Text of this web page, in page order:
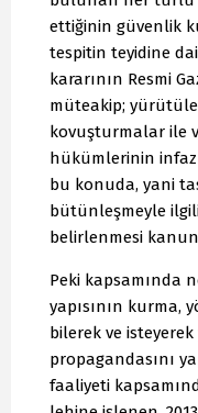
ettiğinin güvenlik
tespitin teyidine
kararının Resmi
müteakip;
kovuşturmalar ile
hükümlerinin
bu konuda, yani
bütünleşmeyle
belirlenmesi
Peki kapsamında
yapısının kurma,
bilerek ve
propagandasını
faaliyeti